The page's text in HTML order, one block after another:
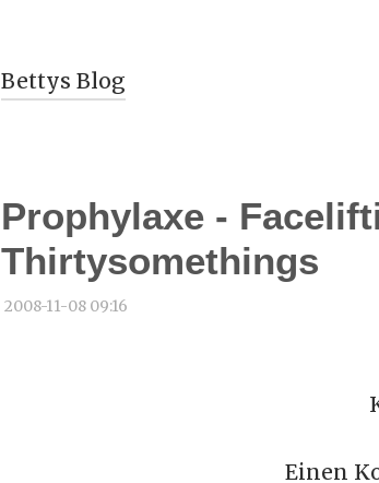
Bettys Blog
Prophylaxe -
Thirtysomethings
2008-11-08 09:16
Einen